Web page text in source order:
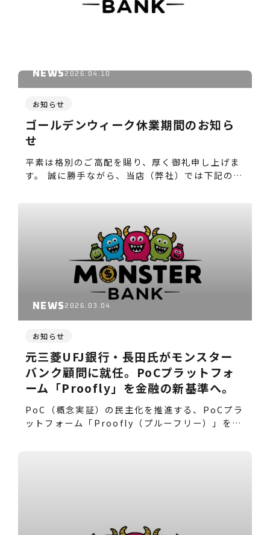
NEWS 2026.04.10
お知らせ
ゴールデンウィーク休業期間のお知ら
せ
平素は格別のご高配を賜り、厚く御礼申し上げま
す。 誠に勝手ながら、当店（弊社）では下記の期
NEWS 2026.03.04
お知らせ
元三菱UFJ銀行・長田氏がモンスター
バンク顧問に就任。PoCプラットフォ
ーム「Proofly」を金融の新基準へ。
PoC（概念実証）の民主化を推進する、PoCプラ
ットフォーム「Proofly（プルーフリー）」を運